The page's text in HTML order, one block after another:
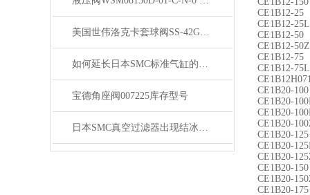
美国世伟洛克卡套球阀SS-42GS6MM**
如何延长日本SMC标准气缸的寿命？
宝德角座阀007225库存型号
日本SMC真空过滤器出现结冰现象如何防止措施？
CE1B12-25
CE1B12-25L
CE1B12-50
CE1B12-50Z
CE1B12-75
CE1B12-75L
CE1B20-100
CE1B20-
CE1B20-
CE1B20-
CE1B20-125
CE1B20-
CE1B20-
CE1B20-150
CE1B20-
CE1B20-175